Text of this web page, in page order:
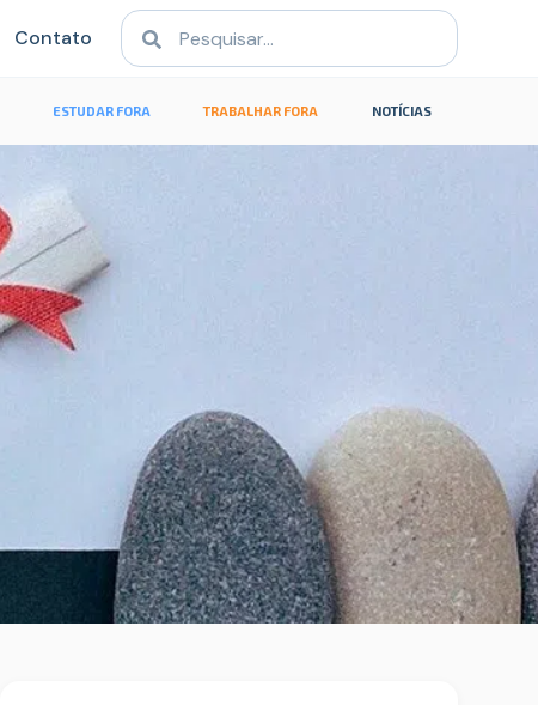
Contato
ESTUDAR FORA TRABALHAR FORA NOTÍCIAS